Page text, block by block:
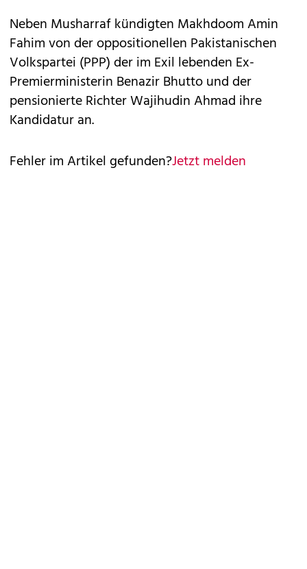
Neben Musharraf kündigten Makhdoom Amin
Fahim von der oppositionellen Pakistanischen
Volkspartei (PPP) der im Exil lebenden Ex-
Premierministerin Benazir Bhutto und der
pensionierte Richter Wajihudin Ahmad ihre
Kandidatur an.
Fehler im Artikel gefunden?Jetzt melden